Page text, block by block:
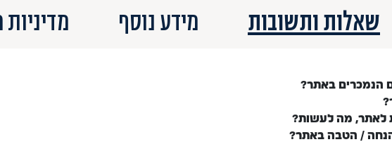
שאלות ותשובות מידע נוסף
הנמכרים באתר?
לאתר, מה לעשות?
הנחה / הטבה באתר?